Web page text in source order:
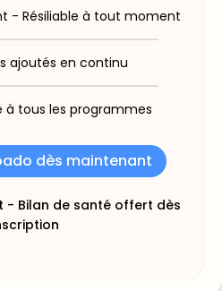
- Résiliable à tout moment
ajoutés en continu
à tous les programmes
dès maintenant
- Bilan de santé offert dès